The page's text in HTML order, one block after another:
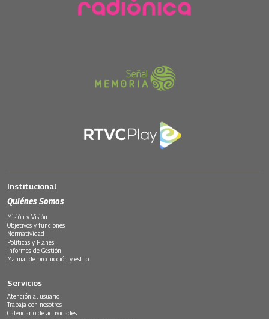
Institucional
Quiénes Somos
Misión y Visión
Objetivos y funciones
Normatividad
Políticas y Planes
Informes de Gestión
Manual de producción y estilo
Servicios
Atención al usuario
Trabaja con nosotros
Calendario de actividades